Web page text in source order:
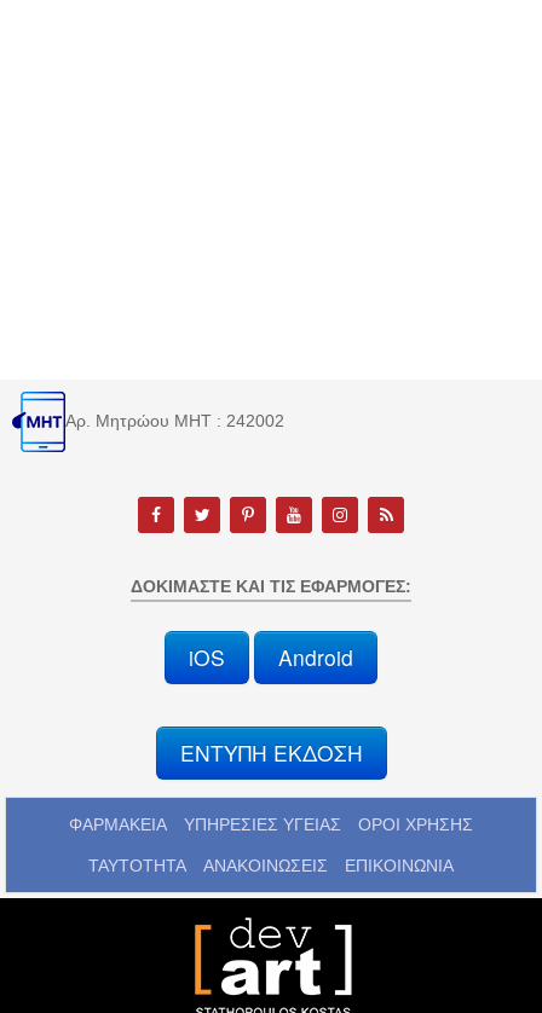
Αρ. Μητρώου MHT : 242002
ΔΟΚΙΜΆΣΤΕ ΚΑΙ ΤΙΣ ΕΦΑΡΜΟΓΈΣ:
iOS Android
ΕΝΤΥΠΗ ΕΚΔΟΣΗ
ΦΑΡΜΑΚΕΙΑ ΥΠΗΡΕΣΙΕΣ ΥΓΕΙΑΣ ΟΡΟΙ ΧΡΗΣΗΣ
ΤΑΥΤΟΤΗΤΑ ΑΝΑΚΟΙΝΩΣΕΙΣ ΕΠΙΚΟΙΝΩΝΙΑ